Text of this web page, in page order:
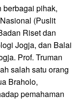
berbagai pihak,
(Puslit
Riset dan
Jogja, dan Balai
Prof. Truman
salah satu orang
Braholo,
pemahaman